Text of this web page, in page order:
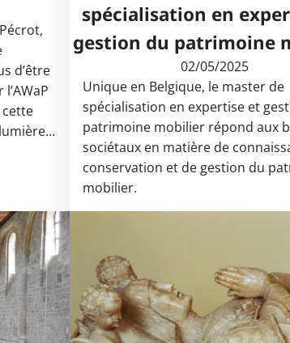
d’être
spécialisation en
gestion du patrimoine
02/05/2025
Unique en Belgique, le master de
spécialisation en expertise et
patrimoine mobilier répond aux
sociétaux en matière de
conservation et de gestion du
mobilier.